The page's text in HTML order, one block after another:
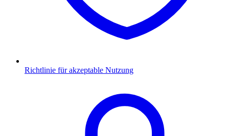
Richtlinie für akzeptable Nutzung